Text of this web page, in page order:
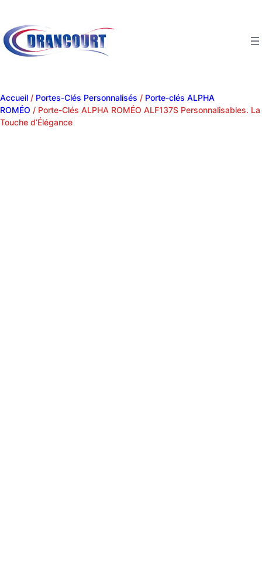
Accueil / Portes-Clés Personnalisés / Porte-clés ALPHA
ROMÉO / Porte-Clés ALPHA ROMÉO ALF137S Personnalisables. La
Touche d’Élégance